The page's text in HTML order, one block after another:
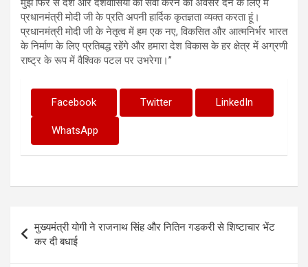
मुझे फिर से देश और देशवासियों की सेवा करने का अवसर देने के लिए मैं
प्रधानमंत्री मोदी जी के प्रति अपनी हार्दिक कृतज्ञता व्यक्त करता हूं।
प्रधानमंत्री मोदी जी के नेतृत्व में हम एक नए, विकसित और आत्मनिर्भर भारत
के निर्माण के लिए प्रतिबद्ध रहेंगे और हमारा देश विकास के हर क्षेत्र में अग्रणी
राष्ट्र के रूप में वैश्विक पटल पर उभरेगा।”
Facebook Twitter LinkedIn
WhatsApp
navigation
मुख्यमंत्री योगी ने राजनाथ सिंह और नितिन गडकरी से शिष्टाचार भेंट
कर दी बधाई